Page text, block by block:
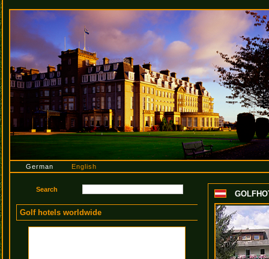
German English
Golf hotels worldwide